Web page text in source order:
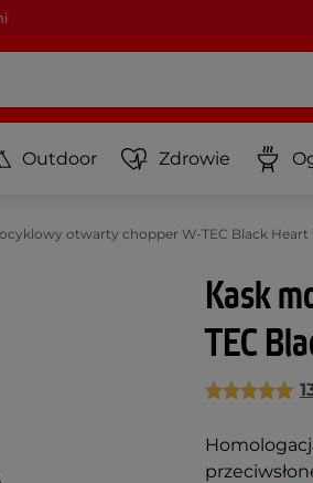
Outdoor Zdrowie
otwarty chopper W-TEC Black
Kask
TEC